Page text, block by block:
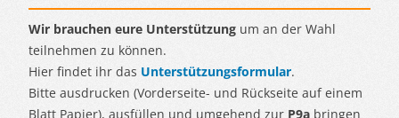
Wir brauchen eure Unterstützung um an der Wahl
teilnehmen zu können.
Hier findet ihr das Unterstützungsformular.
Bitte ausdrucken (Vorderseite- und Rückseite auf einem
Blatt Papier), ausfüllen und umgehend zur P9a bringen